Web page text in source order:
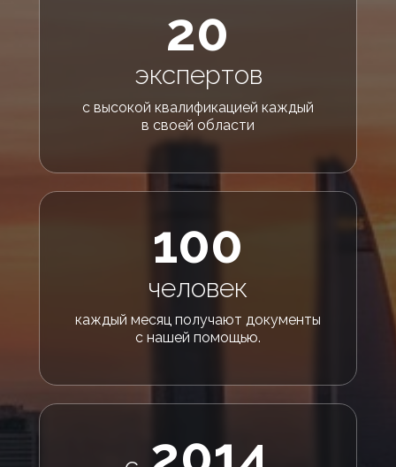
экспертов
с высокой квалификацией каждый
в своей области
20
человек
каждый месяц получают документы
с нашей помощью.
100